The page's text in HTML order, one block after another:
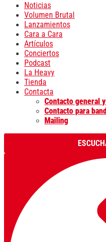
Noticias
Volumen Brutal
Lanzamientos
Cara a Cara
Artículos
Conciertos
Podcast
La Heavy
Tienda
Contacta
Contacto general
Contacto para
Mailing